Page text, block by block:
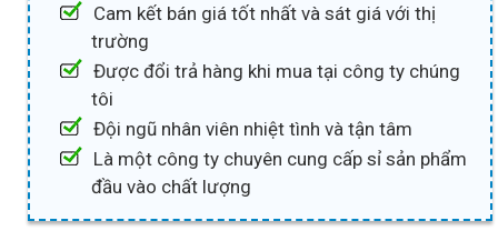
Cam kết bán giá tốt nhất và sát giá với thị
trường
Được đổi trả hàng khi mua tại công ty chúng
tôi
Đội ngũ nhân viên nhiệt tình và tận tâm
Là một công ty chuyên cung cấp sỉ sản phẩm
đầu vào chất lượng